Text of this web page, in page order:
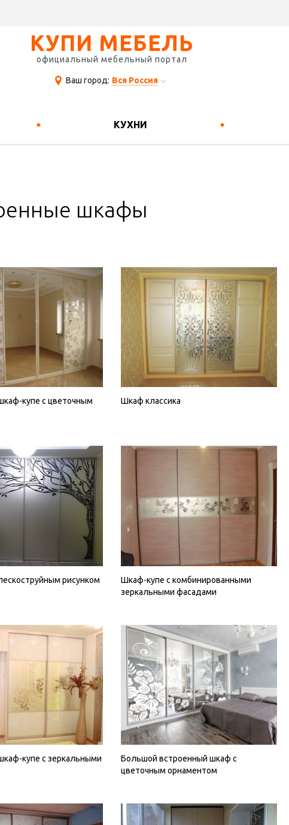
КУПИ МЕБЕЛЬ
официальный мебельный портал
Ваш город: Вся Россия
КУХНИ
шкафы
купе с цветочным
Шкаф классика
рисунком
Шкаф-купе с комбинированными
зеркальными фасадами
купе с зеркальными
Большой встроенный шкаф с
цветочным орнаментом